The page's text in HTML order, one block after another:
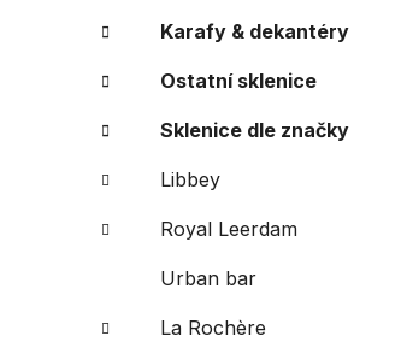
e
l
Karafy & dekantéry
Ostatní sklenice
Sklenice dle značky
Libbey
Royal Leerdam
Urban bar
La Rochère